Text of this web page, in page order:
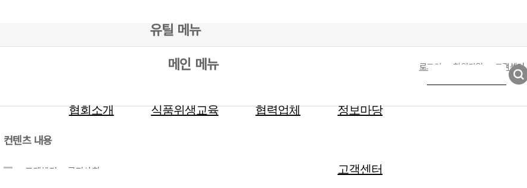
유틸 메뉴
로그인 회원가입 고객센터
컨텐츠 내용
고객센터 공지사항
메인 메뉴
협회소개 식품위생교육 협력업체 정보마당
고객센터